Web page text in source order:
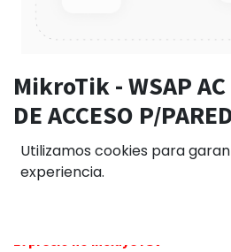
MikroTik - WSAP
DE ACCESO P/
WIFI SIMULTÁNEA
B/G/N/AC
El precio no incluye IGV
Utilizamos cookies para
experiencia.